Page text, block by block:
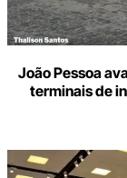
João Pessoa
terminais de